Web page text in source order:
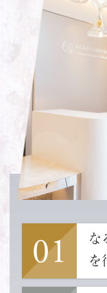
2023.02.08
分院（球場
気軽にお申
2023.02.08
HPをリニュ
しくお願い
01
な
を